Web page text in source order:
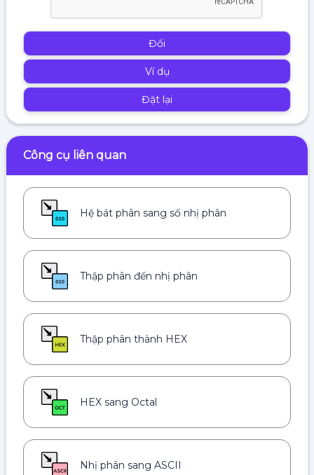
Đổi
Ví dụ
Đặt lại
Công cụ liên quan
Hệ bát phân sang số nhị phân
Thập phân đến nhị phân
Thập phân thành HEX
HEX sang Octal
Nhị phân sang ASCII